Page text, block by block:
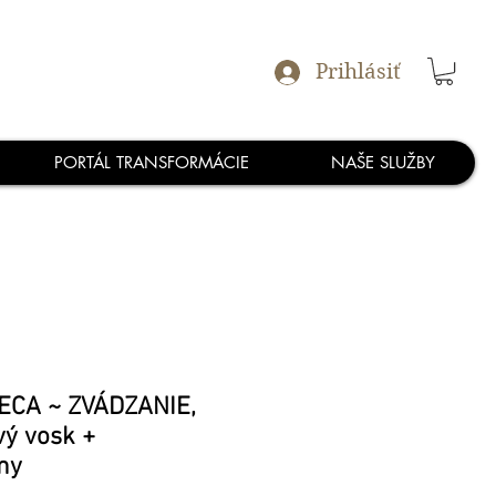
Prihlásiť
PORTÁL TRANSFORMÁCIE NAŠE SLUŽBY
~ ZVÁDZANIE,
vosk +